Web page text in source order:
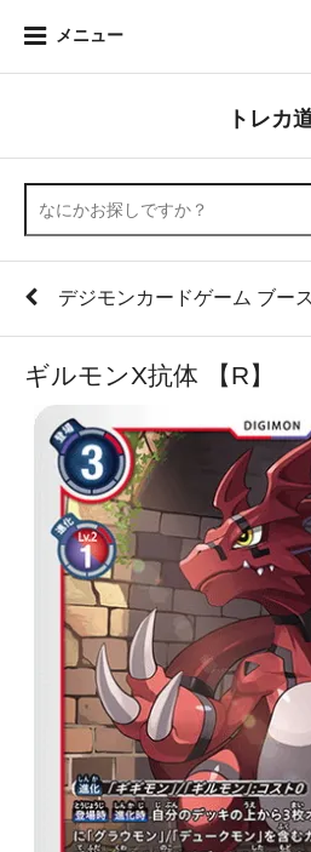
メニュー
トレカ
デジモンカードゲーム ブー
ギルモンX抗体 【R】